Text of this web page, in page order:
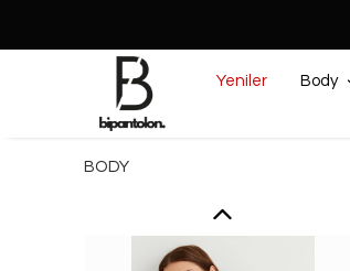
Yeniler Body
BODY